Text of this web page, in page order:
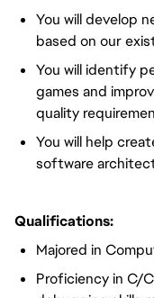
You will develop
based on our
You will identify
games and
quality
You will help
software
Qualifications:
Majored in
Proficiency in C/